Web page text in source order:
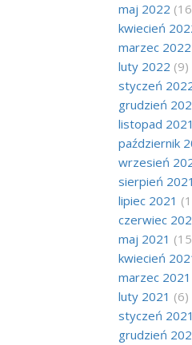
maj 2022
kwiecień
marzec 2022
luty 2022 (9)
styczeń
grudzień
listopad 2021
październik
wrzesień
sierpień 2021
lipiec 2021
czerwiec
maj 2021
kwiecień
marzec 2021
luty 2021 (6)
styczeń 2021
grudzień